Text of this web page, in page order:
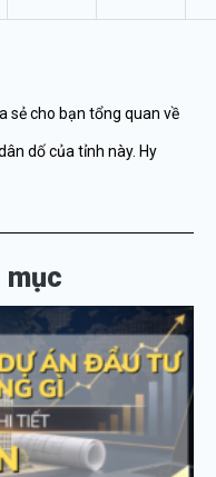
sẻ cho bạn tổng quan về
dố của tỉnh này. Hy
mục